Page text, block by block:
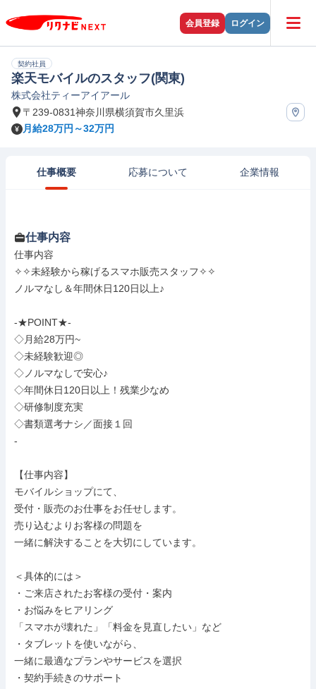
会員登録 ログイン
契約社員
楽天モバイルのスタッフ(関東)
株式会社ティーアイアール
〒239-0831神奈川県横須賀市久里浜
月給28万円～32万円
仕事概要 応募について 企業情報
仕事内容
仕事内容
✧✧未経験から稼げるスマホ販売スタッフ✧✧
ノルマなし＆年間休日120日以上♪
-★POINT★-
◇月給28万円~
◇未経験歓迎◎
◇ノルマなしで安心♪
◇年間休日120日以上！残業少なめ
◇研修制度充実
◇書類選考ナシ／面接１回
-
【仕事内容】
モバイルショップにて、
受付・販売のお仕事をお任せします。
売り込むよりお客様の問題を
一緒に解決することを大切にしています。
＜具体的には＞
・ご来店されたお客様の受付・案内
・お悩みをヒアリング
「スマホが壊れた」「料金を見直したい」など
・タブレットを使いながら、
一緒に最適なプランやサービスを選択
・契約手続きのサポート